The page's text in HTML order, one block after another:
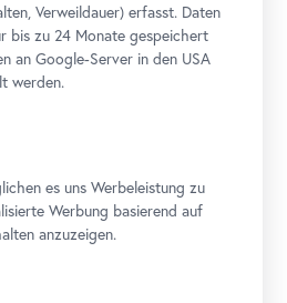
Verweildauer) erfasst. Daten
bis zu 24 Monate gespeichert
an Google-Server in den USA
werden.
es uns Werbeleistung zu
Werbung basierend auf
anzuzeigen.